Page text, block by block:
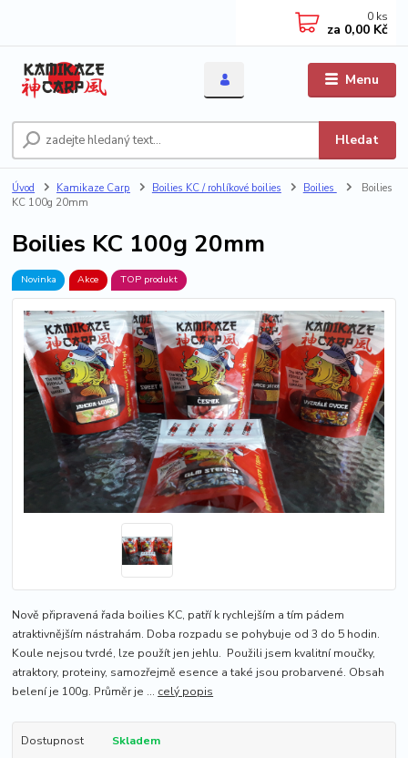
Menu
Hledat
0 ks
za 0,00 Kč
Úvod Kamikaze Carp Boilies KC / rohlíkové boilies Boilies
Boilies
KC 100g 20mm
Boilies KC 100g 20mm
Novinka Akce TOP produkt
Nově připravená řada boilies KC, patří k rychlejším a tím pádem
atraktivnějším nástrahám. Doba rozpadu se pohybuje od 3 do 5 hodin.
Koule nejsou tvrdé, lze použít jen jehlu. Použili jsem kvalitní moučky,
atraktory, proteiny, samozřejmě esence a také jsou probarvené. Obsah
belení je 100g. Průměr je ... celý popis
Dostupnost
Skladem